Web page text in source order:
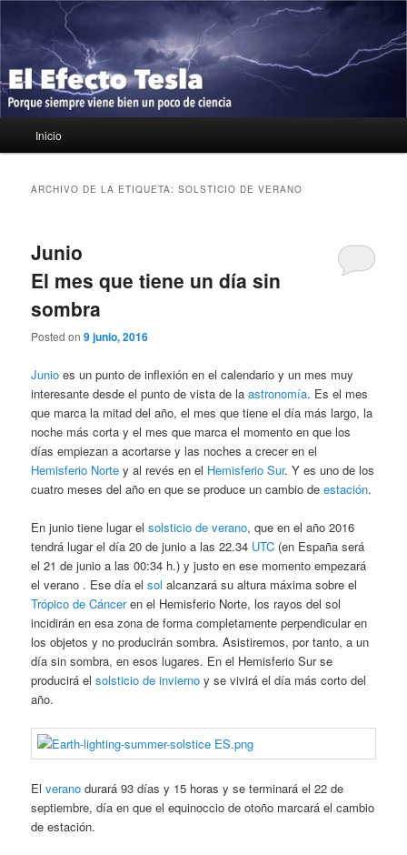
contenido
principal
contenido
secundario
El Efecto Tesla
Porque siempre viene bien un poco de ciencia
principal
Inicio
ARCHIVO DE LA ETIQUETA:SOLSTICIO DE VERANO
Junio
El mes que tiene un día sin
sombra
Posted on9 junio, 2016
Junio es un punto de inflexión en el calendario y un mes muy
interesante desde el punto de vista de laastronomía. Es el mes
que marca la mitad del año, el mes que tiene el día más largo, la
noche más corta y el mes que marca el momento en que los
días empiezan a acortarse y las noches a crecer en el
Hemisferio Norte y al revés en el Hemisferio Sur. Y es uno de los
cuatro meses del año en que se produce un cambio deestación.
En junio tiene lugar elsolsticio de verano, que en el año 2016
tendrá lugar el día 20 de junio a las 22.34 UTC (en España será
el 21 de junio a las 00:34 h.) y justo en ese momento empezará
el verano . Ese día elsol alcanzará su altura máxima sobre el
Trópico de Cánceren el Hemisferio Norte, los rayos del sol
incidirán en esa zona de forma completamente perpendicular en
los objetos y no producirán sombra. Asistiremos, por tanto, a un
día sin sombra, en esos lugares. En el Hemisferio Sur se
producirá elsolsticio de invierno y se vivirá el día más corto del
año.
Elverano durará 93 días y 15 horas y se terminará el 22 de
septiembre, día en que el equinoccio de otoño marcará el cambio
de estación.